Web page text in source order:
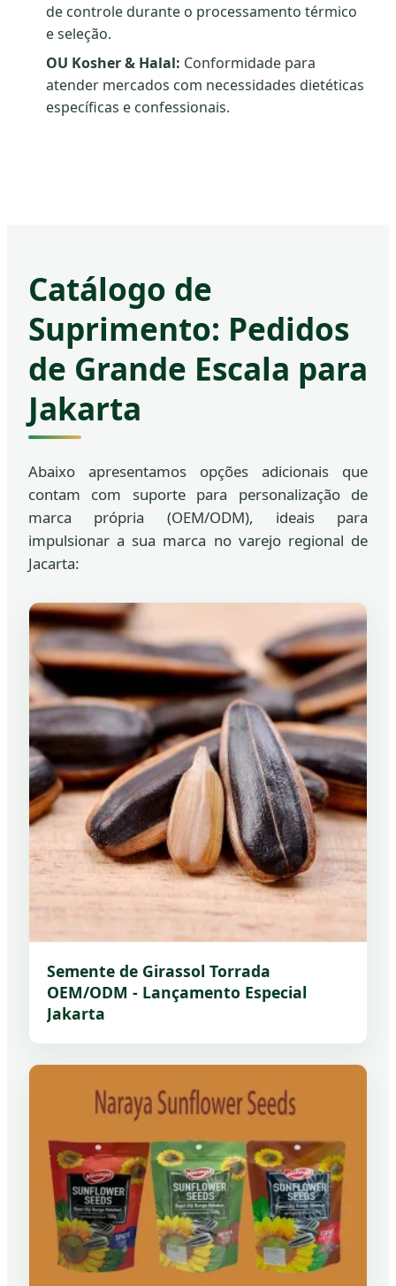
de controle durante o processamento térmico
e seleção.
OU Kosher & Halal: Conformidade para
atender mercados com necessidades dietéticas
específicas e confessionais.
Catálogo de
Suprimento: Pedidos
de Grande Escala para
Jakarta
Abaixo apresentamos opções adicionais que
contam com suporte para personalização de
marca própria (OEM/ODM), ideais para
impulsionar a sua marca no varejo regional de
Jacarta:
Semente de Girassol Torrada
OEM/ODM - Lançamento Especial
Jakarta